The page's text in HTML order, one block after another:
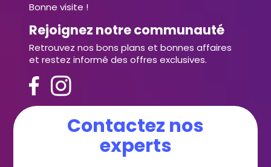
Bonne visite !
Rejoignez notre communauté
Retrouvez nos bons plans et bonnes affaires
et restez informé des offres exclusives.
Contactez nos
experts